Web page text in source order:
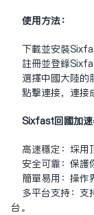
使用方法：
下载并安装
注册并登录
选择中国大陆的
点击连接，连接
Sixfast回国加速
高速稳定：采用
安全可靠：保护
简单易用：操作
多平台支持：
台。